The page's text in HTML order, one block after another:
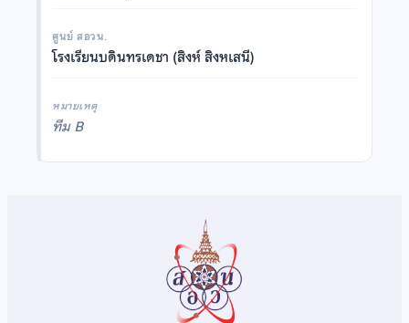
ศูนย์ สอวน.
โรงเรียนบดินทรเดชา (สิงห์ สิงหเสนี)
หมายเหตุ
ทีม B